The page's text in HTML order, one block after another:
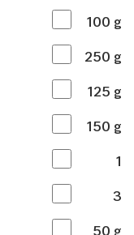
100 g
250 g
125 g
150 g
1
3
50 g